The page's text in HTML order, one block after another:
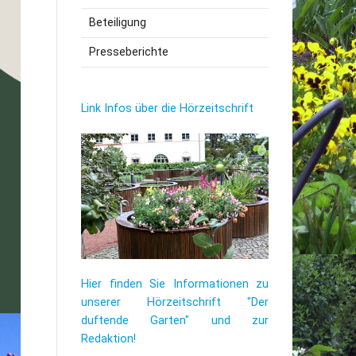
Beteiligung
Presseberichte
Link Infos über die Hörzeitschrift
Hier finden Sie Informationen zu
unserer Hörzeitschrift "Der
duftende Garten" und zur
Redaktion!